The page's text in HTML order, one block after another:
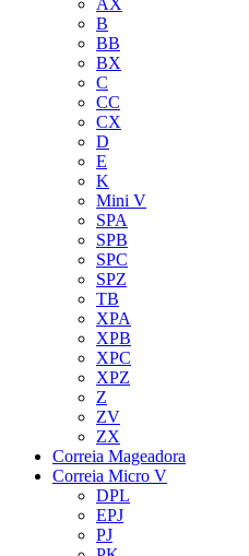
AX
B
BB
BX
C
CC
CX
D
E
K
Mini V
SPA
SPB
SPC
SPZ
TB
XPA
XPB
XPC
XPZ
Z
ZV
ZX
Correia Mageadora
Correia Micro V
DPL
EPJ
PJ